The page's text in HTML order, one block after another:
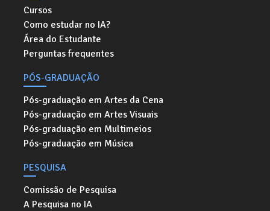
Cursos
Como estudar no IA?
Área do Estudante
Perguntas frequentes
PÓS-GRADUAÇÃO
Pós-graduação em Artes da Cena
Pós-graduação em Artes Visuais
Pós-graduação em Multimeios
Pós-graduação em Música
PESQUISA
Comissão de Pesquisa
A Pesquisa no IA